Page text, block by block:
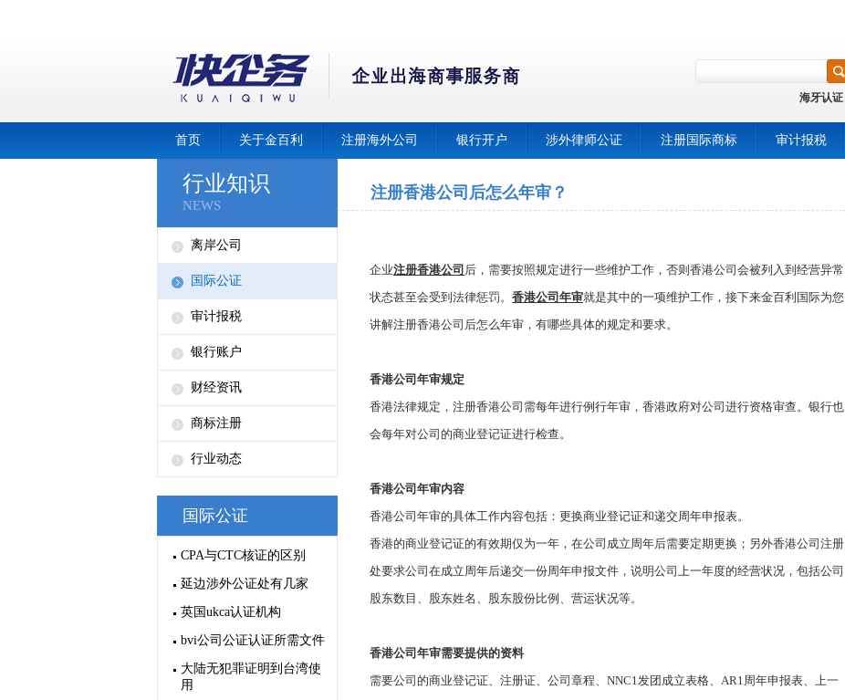
海牙认证
首页 关于金百利 注册海外公司 银行开户 涉外律师公证 注册国际商标 审计报税
行业知识
NEWS
离岸公司
国际公证
审计报税
银行账户
财经资讯
商标注册
行业动态
国际公证
CPA与CTC核证的区别
延边涉外公证处有几家
英国ukca认证机构
bvi公司公证认证所需文件
大陆无犯罪证明到台湾使
用
注册香港公司后怎么年审？
企业注册香港公司 后，需要按照规定进行一些维护工作，否则香港公司会被列入到经营异常
状态甚至会受到法律惩罚。 香港公司年审就是其中的一项维护工作，接下来金百利国际为您
讲解注册香港公司后怎么年审，有哪些具体的规定和要求。
香港公司年审规定
香港法律规定，注册香港公司需每年进行例行年审，香港政府对公司进行资格审查。银行也
会每年对公司的商业登记证进行检查。
香港公司年审内容
香港公司年审的具体工作内容包括：更换商业登记证和递交周年申报表。
香港的商业登记证的有效期仅为一年，在公司成立周年后需要定期更换；另外香港公司注册
处要求公司在成立周年后递交一份周年申报文件，说明公司上一年度的经营状况，包括公司
股东数目、股东姓名、股东股份比例、营运状况等。
香港公司年审需要提供的资料
需要公司的商业登记证、注册证、公司章程、 NNC1发团成立表格、 AR1周年申报表、上一